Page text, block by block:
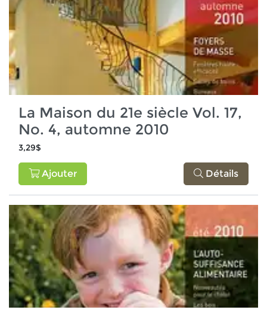
La Maison du 21e siècle Vol. 17,
No. 4, automne 2010
3,29$
Ajouter Détails